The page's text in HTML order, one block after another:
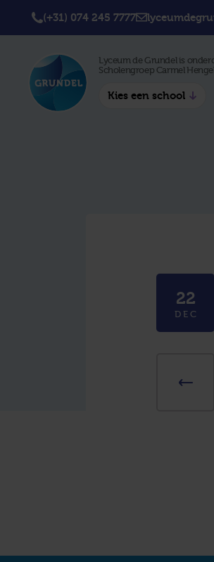
(+31) 074 245 7777
Lyceum de Grundel is
Scholengroep Carmel
Kies een school
22
DEC